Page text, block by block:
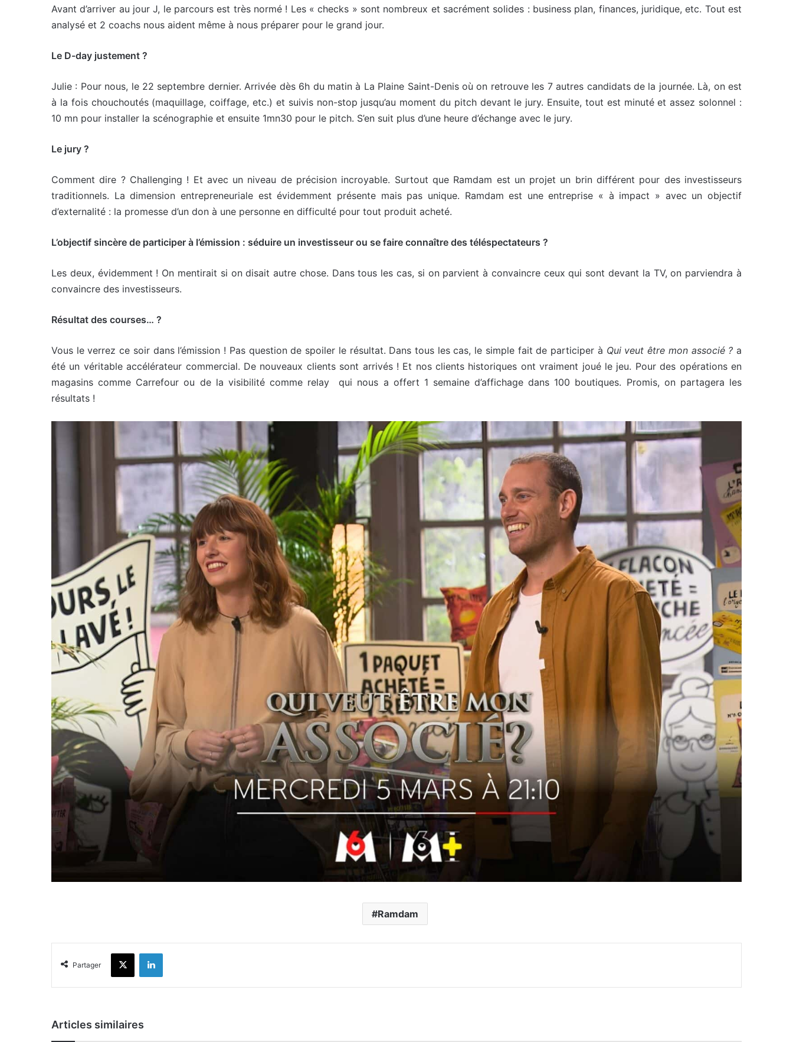
Avant d’arriver au jour J, le parcours est très normé ! Les « checks » sont nombreux et sacrément solides : business plan, finances, juridique, etc. Tout est
analysé et 2 coachs nous aident même à nous préparer pour le grand jour.
Le D-day justement ?
Julie : Pour nous, le 22 septembre dernier. Arrivée dès 6h du matin à La Plaine Saint-Denis où on retrouve les 7 autres candidats de la journée. Là, on est
à la fois chouchoutés (maquillage, coiffage, etc.) et suivis non-stop jusqu’au moment du pitch devant le jury. Ensuite, tout est minuté et assez solonnel :
10 mn pour installer la scénographie et ensuite 1mn30 pour le pitch. S’en suit plus d’une heure d’échange avec le jury.
Le jury ?
Comment dire ? Challenging ! Et avec un niveau de précision incroyable. Surtout que Ramdam est un projet un brin différent pour des investisseurs
traditionnels. La dimension entrepreneuriale est évidemment présente mais pas unique. Ramdam est une entreprise « à impact » avec un objectif
d’externalité : la promesse d’un don à une personne en difficulté pour tout produit acheté.
L’objectif sincère de participer à l’émission : séduire un investisseur ou se faire connaître des téléspectateurs ?
Les deux, évidemment ! On mentirait si on disait autre chose. Dans tous les cas, si on parvient à convaincre ceux qui sont devant la TV, on parviendra à
convaincre des investisseurs.
Résultat des courses… ?
Vous le verrez ce soir dans l’émission ! Pas question de spoiler le résultat. Dans tous les cas, le simple fait de participer à Qui veut être mon associé ? a
été un véritable accélérateur commercial. De nouveaux clients sont arrivés ! Et nos clients historiques ont vraiment joué le jeu. Pour des opérations en
magasins comme Carrefour ou de la visibilité comme relay qui nous a offert 1 semaine d’affichage dans 100 boutiques. Promis, on partagera les
résultats !
Ramdam
Partager
X Linkedin
Articles similaires